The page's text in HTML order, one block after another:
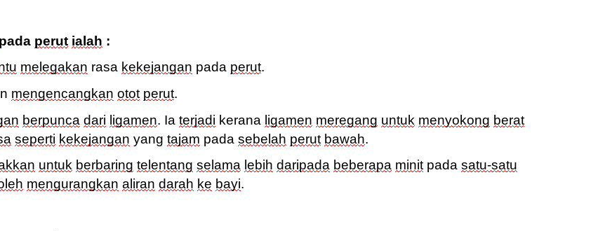
pada perut ialah :
melegakan rasa kekejangan pada perut.
mengencangkan otot perut.
berpunca dari ligamen. Ia terjadi kerana ligamen meregang untuk menyokong berat
seperti kekejangan yang tajam pada sebelah perut bawah.
untuk berbaring telentang selama lebih daripada beberapa minit pada satu-satu
mengurangkan aliran darah ke bayi.